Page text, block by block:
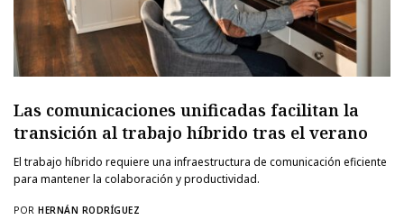
Las comunicaciones unificadas facilitan la
transición al trabajo híbrido tras el verano
El trabajo híbrido requiere una infraestructura de comunicación eficiente
para mantener la colaboración y productividad.
POR HERNÁN RODRÍGUEZ